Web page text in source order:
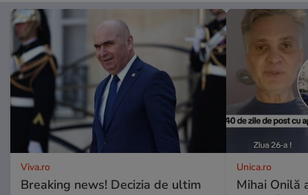
Viva.ro
Breaking news! Decizia de ultim
Unica.ro
Mihai Onilă